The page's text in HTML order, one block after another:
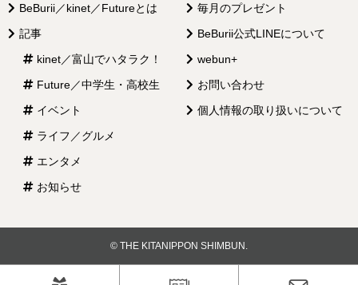
ョ
BeBurii／kinet／Futureとは
記事
kinet／富山でハタラク！
Future／中学生・高校生
イベント
ライフ／グルメ
エンタメ
お知らせ
毎月のプレゼント
BeBurii公式LINEについて
webun+
お問い合わせ
個人情報の取り扱いについて
© THE KITANIPPON SHIMBUN.